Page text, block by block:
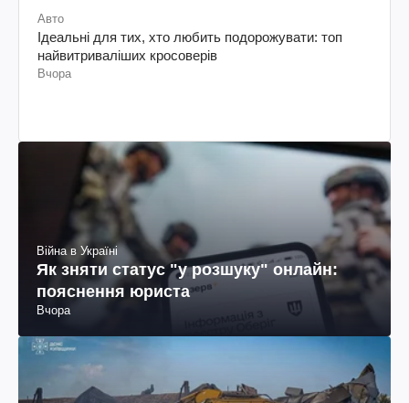
Авто
Ідеальні для тих, хто любить подорожувати: топ
найвитриваліших кросоверів
Вчора
Війна в Україні
Як зняти статус "у розшуку" онлайн:
пояснення юриста
Вчора